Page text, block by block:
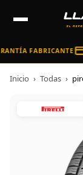
FABRICANTE
Inicio › Todas ›